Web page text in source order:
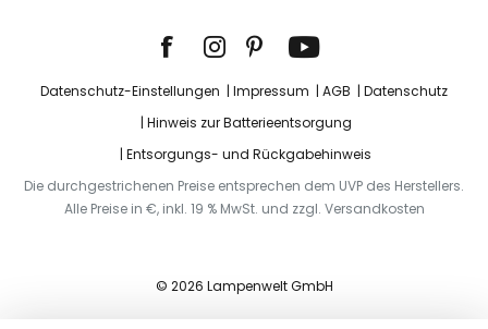
Datenschutz-Einstellungen Impressum AGB
Datenschutz
Hinweis zur Batterieentsorgung
Entsorgungs- und Rückgabehinweis
Die durchgestrichenen Preise entsprechen dem UVP des Herstellers.
Alle Preise in €, inkl. 19 % MwSt. und zzgl. Versandkosten
© 2026 Lampenwelt GmbH